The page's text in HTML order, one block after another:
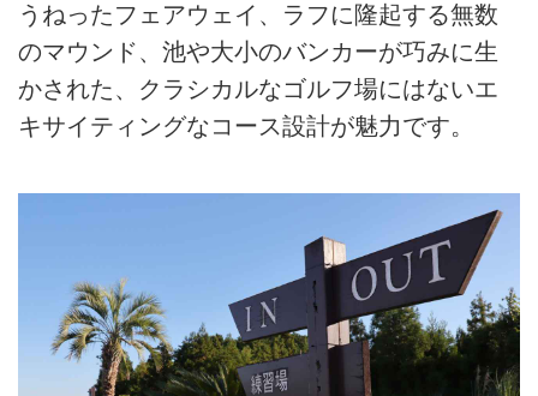
うねったフェアウェイ、ラフに隆起する無数
のマウンド、池や大小のバンカーが巧みに生
かされた、クラシカルなゴルフ場にはないエ
キサイティングなコース設計が魅力です。